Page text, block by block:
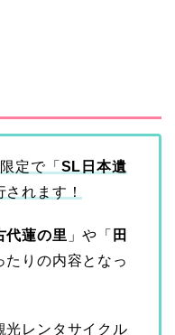
定で「 SL日本遺
されます！
代蓮の里 」や「 田
たりの内容となっ
光レンタサイクル